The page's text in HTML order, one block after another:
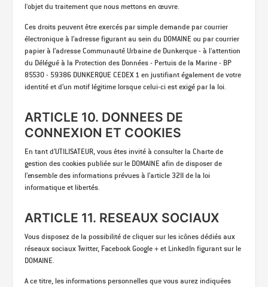
l'objet du traitement que nous mettons en œuvre.
Ces droits peuvent être exercés par simple demande par courrier
électronique à l’adresse figurant au sein du DOMAINE ou par courrier
papier à l’adresse Communauté Urbaine de Dunkerque - à l'attention
du Délégué à la Protection des Données - Pertuis de la Marine - BP
85530 - 59386 DUNKERQUE CEDEX 1 en justifiant également de votre
identité et d’un motif légitime lorsque celui-ci est exigé par la loi.
ARTICLE 10. DONNEES DE
CONNEXION ET COOKIES
En tant d’UTILISATEUR, vous êtes invité à consulter la Charte de
gestion des cookies publiée sur le DOMAINE afin de disposer de
l’ensemble des informations prévues à l’article 32II de la loi
informatique et libertés.
ARTICLE 11. RESEAUX SOCIAUX
Vous disposez de la possibilité de cliquer sur les icônes dédiés aux
réseaux sociaux Twitter, Facebook Google + et LinkedIn figurant sur le
DOMAINE.
A ce titre, les informations personnelles que vous aurez indiquées